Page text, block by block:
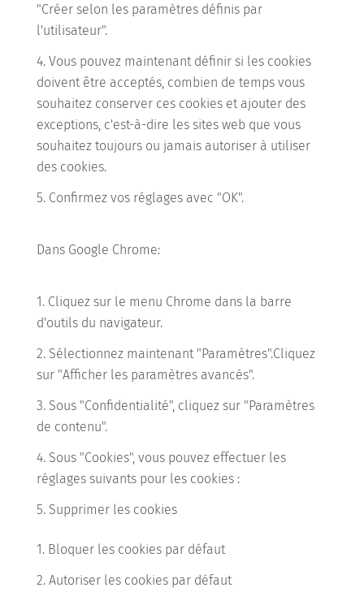
"Créer selon les paramètres définis par
l'utilisateur".
Vous pouvez maintenant définir si les cookies
doivent être acceptés, combien de temps vous
souhaitez conserver ces cookies et ajouter des
exceptions, c'est-à-dire les sites web que vous
souhaitez toujours ou jamais autoriser à utiliser
des cookies.
Confirmez vos réglages avec "OK".
Dans Google Chrome:
Cliquez sur le menu Chrome dans la barre
d'outils du navigateur.
Sélectionnez maintenant "Paramètres".Cliquez
sur "Afficher les paramètres avancés".
Sous "Confidentialité", cliquez sur "Paramètres
de contenu".
Sous "Cookies", vous pouvez effectuer les
réglages suivants pour les cookies :
Supprimer les cookies
Bloquer les cookies par défaut
Autoriser les cookies par défaut